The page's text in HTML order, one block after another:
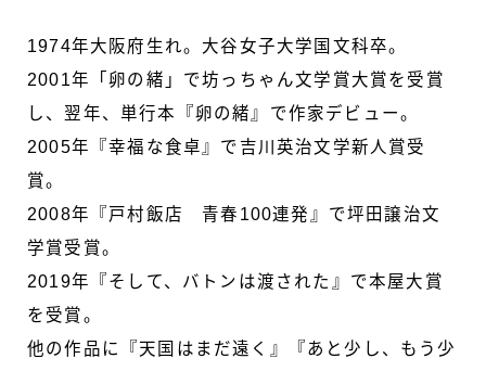
1974年大阪府生れ。大谷女子大学国文科卒。
2001年「卵の緒」で坊っちゃん文学賞大賞を受賞
し、翌年、単行本『卵の緒』で作家デビュー。
2005年『幸福な食卓』で吉川英治文学新人賞受
賞。
2008年『戸村飯店 青春100連発』で坪田譲治文
学賞受賞。
2019年『そして、バトンは渡された』で本屋大賞
を受賞。
他の作品に『天国はまだ遠く』『あと少し、もう少